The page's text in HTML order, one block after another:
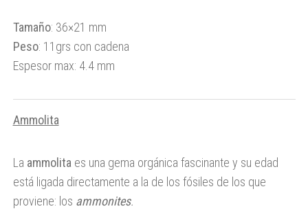
Tamaño: 36×21 mm
Peso: 11grs con cadena
Espesor max: 4.4 mm
Ammolita
La ammolita es una gema orgánica fascinante y su edad
está ligada directamente a la de los fósiles de los que
proviene: los ammonites.